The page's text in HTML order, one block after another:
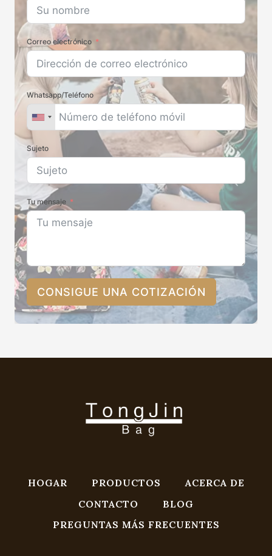
Correo electrónico
Whatsapp/Teléfono
Sujeto
Tu mensaje
CONSIGUE UNA COTIZACIÓN
HOGAR PRODUCTOS
ACERCA DE
CONTACTO
BLOG
PREGUNTAS MÁS FRECUENTES